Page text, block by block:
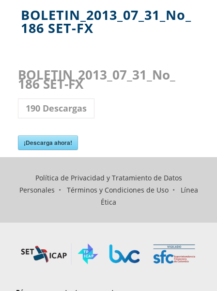
BOLETIN_2013_07_31_No_
186 SET-FX
BOLETIN_2013_07_31_No_
186 SET-FX
190Descargas
¡Descarga ahora!
Política de Privacidad y Tratamiento de Datos
Personales • Términos y Condiciones de Uso• Línea
Ética